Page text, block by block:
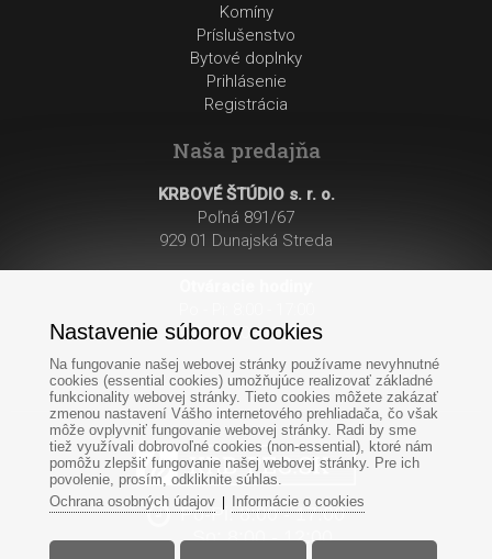
Komíny
Príslušenstvo
Bytové doplnky
Prihlásenie
Registrácia
Naša predajňa
KRBOVÉ ŠTÚDIO s. r. o.
Poľná 891/67
929 01 Dunajská Streda
So: 8:00 - 12:00
Po-Pi: 8:00 - 17:00
So: 8:00 - 12:00
Nastavenie súborov cookies
Na fungovanie našej webovej stránky používame nevyhnutné
cookies (essential cookies) umožňujúce realizovať základné
funkcionality webovej stránky. Tieto cookies môžete zakázať
zmenou nastavení Vášho internetového prehliadača, čo však
môže ovplyvniť fungovanie webovej stránky. Radi by sme
tiež využívali dobrovoľné cookies (non-essential), ktoré nám
pomôžu zlepšiť fungovanie našej webovej stránky. Pre ich
povolenie, prosím, odkliknite súhlas.
Ochrana osobných údajov| Informácie o cookies